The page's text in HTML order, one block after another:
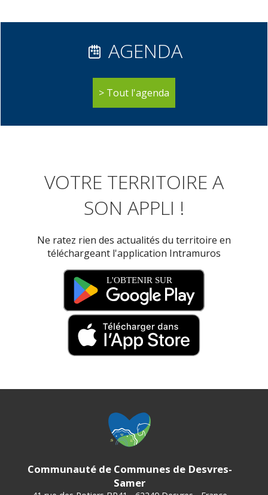
AGENDA
Tout l'agenda
VOTRE TERRITOIRE A
SON APPLI !
Ne ratez rien des actualités du territoire en
téléchargeant l'application Intramuros
Communauté de Communes de Desvres-
Samer